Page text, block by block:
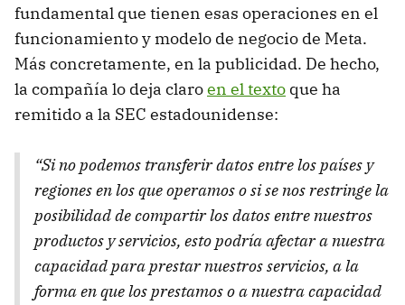
fundamental que tienen esas operaciones en el
funcionamiento y modelo de negocio de Meta.
Más concretamente, en la publicidad. De hecho,
la compañía lo deja claroen el texto que ha
remitido a la SEC estadounidense:
“Si no podemos transferir datos entre los países y
regiones en los que operamos o si se nos restringe la
posibilidad de compartir los datos entre nuestros
productos y servicios, esto podría afectar a nuestra
capacidad para prestar nuestros servicios, a la
forma en que los prestamos o a nuestra capacidad